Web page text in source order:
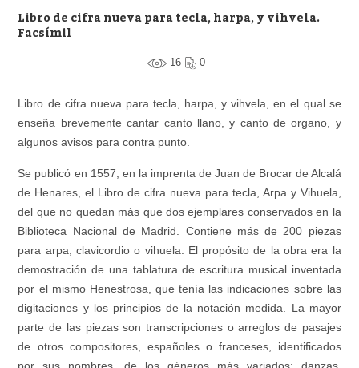
Libro de cifra nueva para tecla, harpa, y vihvela.
Facsímil
16 0
Libro de cifra nueva para tecla, harpa, y vihvela, en el qual se
enseña brevemente cantar canto llano, y canto de organo, y
algunos avisos para contra punto.
Se publicó en 1557, en la imprenta de Juan de Brocar de Alcalá
de Henares, el Libro de cifra nueva para tecla, Arpa y Vihuela,
del que no quedan más que dos ejemplares conservados en la
Biblioteca Nacional de Madrid. Contiene más de 200 piezas
para arpa, clavicordio o vihuela. El propósito de la obra era la
demostración de una tablatura de escritura musical inventada
por el mismo Henestrosa, que tenía las indicaciones sobre las
digitaciones y los principios de la notación medida. La mayor
parte de las piezas son transcripciones o arreglos de pasajes
de otros compositores, españoles o franceses, identificados
por sus nombres, de los géneros más variados: danzas,